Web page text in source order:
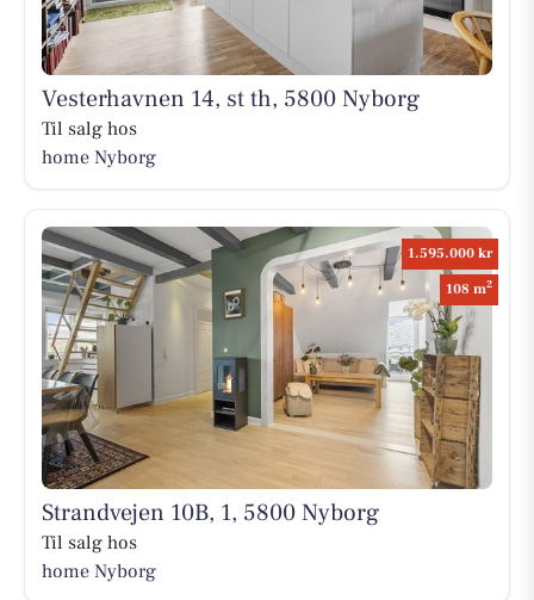
Vesterhavnen 14, st th, 5800 Nyborg
Til salg hos
home Nyborg
1.595.000 kr
108 m2
Strandvejen 10B, 1, 5800 Nyborg
Til salg hos
home Nyborg